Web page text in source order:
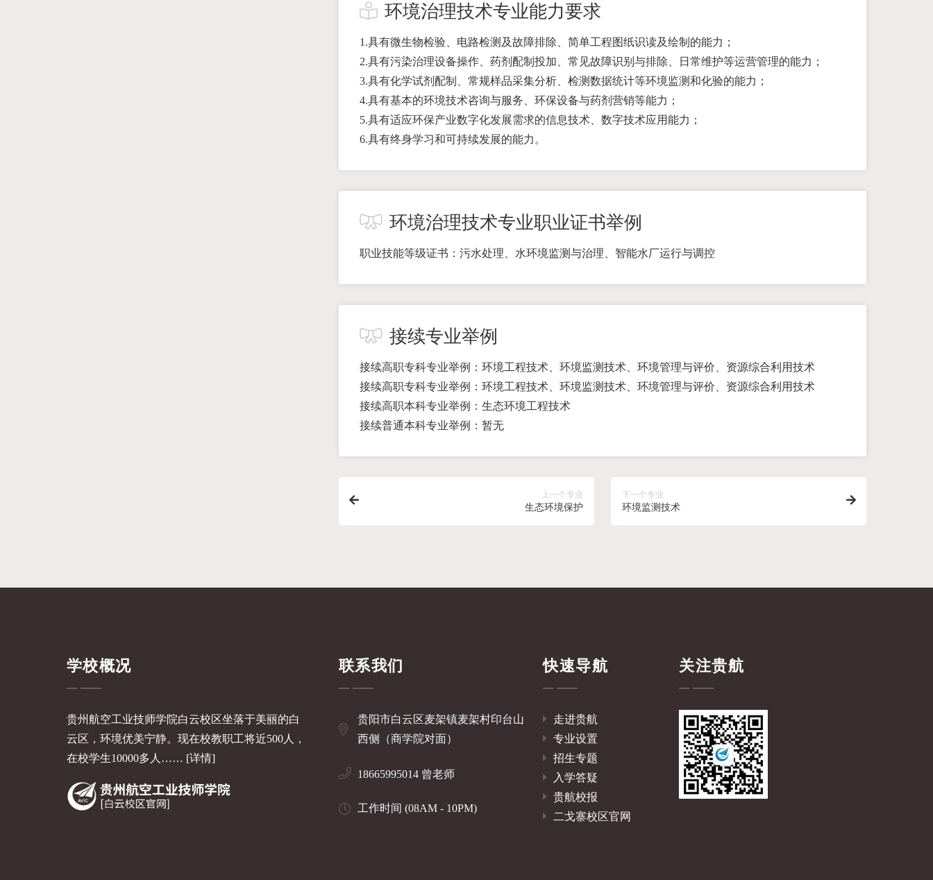
环境治理技术专业能力要求
1.具有微生物检验、电路检测及故障排除、简单工程图纸识读及绘制的能力；
2.具有污染治理设备操作、药剂配制投加、常见故障识别与排除、日常维护等运营管理的能力；
3.具有化学试剂配制、常规样品采集分析、检测数据统计等环境监测和化验的能力；
4.具有基本的环境技术咨询与服务、环保设备与药剂营销等能力；
5.具有适应环保产业数字化发展需求的信息技术、数字技术应用能力；
6.具有终身学习和可持续发展的能力。
环境治理技术专业职业证书举例
职业技能等级证书：污水处理、水环境监测与治理、智能水厂运行与调控
接续专业举例
接续高职专科专业举例：环境工程技术、环境监测技术、环境管理与评价、资源综合利用技术
接续高职专科专业举例：环境工程技术、环境监测技术、环境管理与评价、资源综合利用技术
接续高职本科专业举例：生态环境工程技术
接续普通本科专业举例：暂无
上一个专业
生态环境保护
下一个专业
环境监测技术
学校概况
贵州航空工业技师学院白云校区坐落于美丽的白
云区，环境优美宁静。现在校教职工将近500人，
在校学生10000多人…… [详情]
联系我们
贵阳市白云区麦架镇麦架村印台山
西侧（商学院对面）
18665995014 曾老师
工作时间 (08AM - 10PM)
快速导航
走进贵航
专业设置
招生专题
入学答疑
贵航校报
二戈寨校区官网
关注贵航